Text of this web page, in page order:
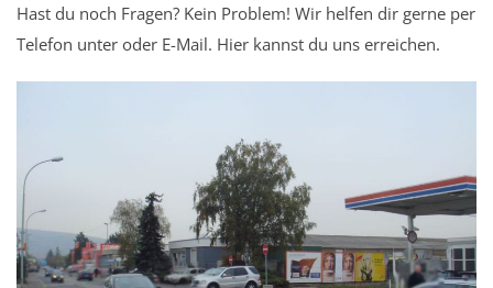
Hast du noch Fragen? Kein Problem! Wir helfen dir gerne per
Telefon unter oder E-Mail. Hier kannst du uns erreichen.